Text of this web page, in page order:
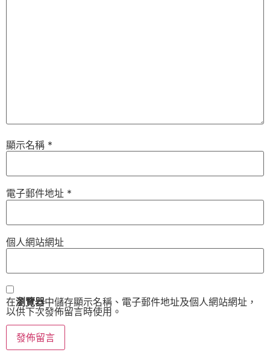
顯示名稱 *
電子郵件地址 *
個人網站網址
在瀏覽器中儲存顯示名稱、電子郵件地址及個人網站網址，
以供下次發佈留言時使用。